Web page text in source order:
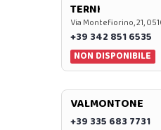
TERNI
Via Montefiorino, 21,
+39 342 851 6535
NON DISPONIBILE
VALMONTONE
+39 335 683 7731